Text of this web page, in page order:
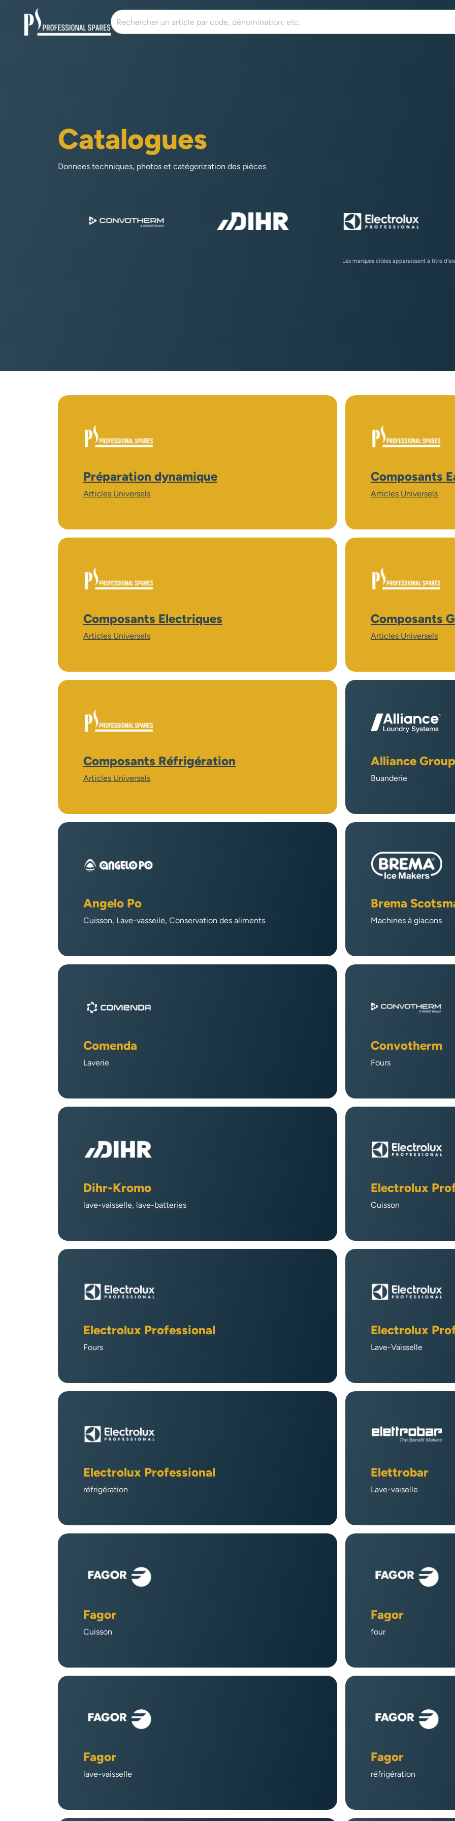
Catalogues
Donnees techniques, photos et catégorization des pièces
Les marques citées apparaissent à titre
Préparation dynamique
Articles Universels
Composants
Articles Universels
Composants Electriques
Articles Universels
Composants
Articles Universels
Composants Réfrigération
Articles Universels
Alliance Group
Buanderie
Angelo Po
Cuisson, Lave-vasseile, Conservation des aliments
Brema
Machines à glacons
Comenda
Laverie
Convotherm
Fours
Dihr-Kromo
lave-vaisselle, lave-batteries
Electrolux
Cuisson
Electrolux Professional
Fours
Electrolux
Lave-Vaisselle
Electrolux Professional
réfrigération
Elettrobar
Lave-vaiselle
Fagor
Cuisson
Fagor
four
Fagor
lave-vaisselle
Fagor
réfrigération